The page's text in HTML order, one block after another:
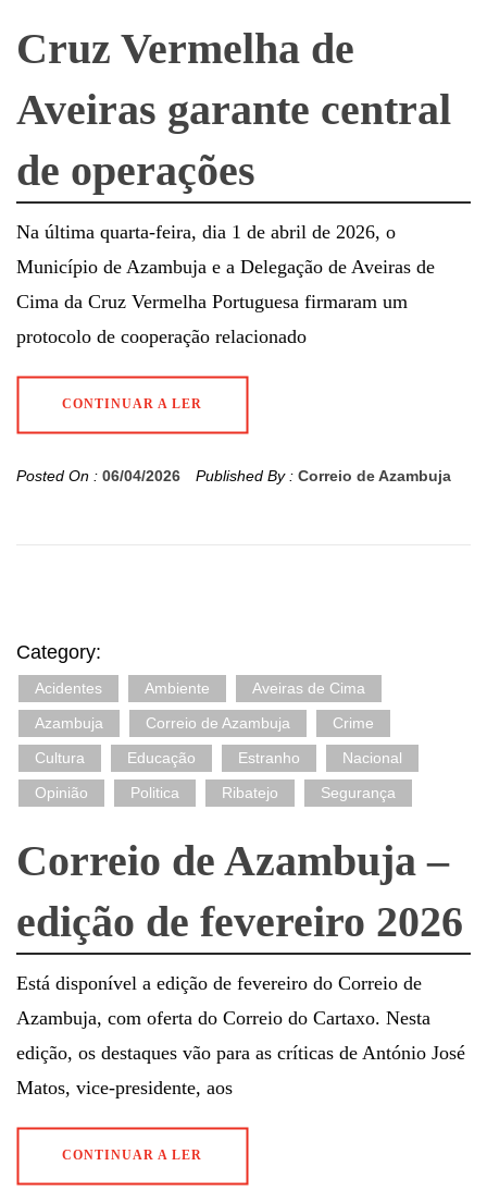
Cruz Vermelha de
Aveiras garante central
de operações
Na última quarta-feira, dia 1 de abril de 2026, o
Município de Azambuja e a Delegação de Aveiras de
Cima da Cruz Vermelha Portuguesa firmaram um
protocolo de cooperação relacionado
CONTINUAR A LER
Posted On : 06/04/2026 Published By : Correio de Azambuja
Category:
Acidentes Ambiente
Aveiras de Cima
Azambuja
Correio de Azambuja
Crime
Cultura
Educação Estranho
Nacional
Opinião
Politica Ribatejo Segurança
Correio de Azambuja –
edição de fevereiro 2026
Está disponível a edição de fevereiro do Correio de
Azambuja, com oferta do Correio do Cartaxo. Nesta
edição, os destaques vão para as críticas de António José
Matos, vice-presidente, aos
CONTINUAR A LER